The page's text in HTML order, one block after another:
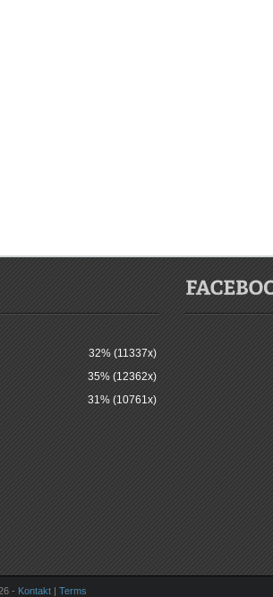
32% (11337x)
35% (12362x)
31% (10761x)
- Kontakt | Terms